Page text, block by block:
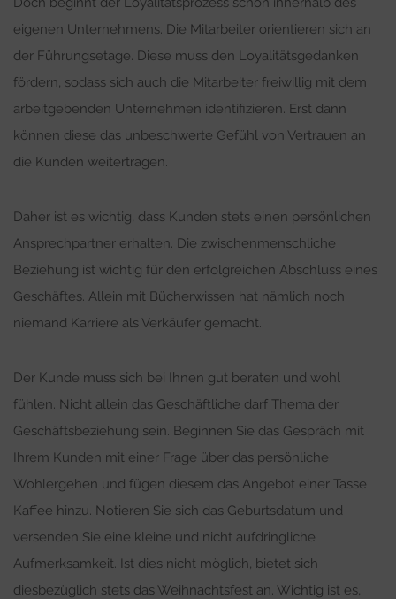
eigenen Unternehmens. Die Mitarbeiter orientieren sich an
der Führungsetage. Diese muss den Loyalitätsgedanken
fördern, sodass sich auch die Mitarbeiter freiwillig mit dem
arbeitgebenden Unternehmen identifizieren. Erst dann
können diese das unbeschwerte Gefühl von Vertrauen an
die Kunden weitertragen.
Daher ist es wichtig, dass Kunden stets einen persönlichen
Ansprechpartner erhalten. Die zwischenmenschliche
Beziehung ist wichtig für den erfolgreichen Abschluss eines
Geschäftes. Allein mit Bücherwissen hat nämlich noch
niemand Karriere als Verkäufer gemacht.
Der Kunde muss sich bei Ihnen gut beraten und wohl
fühlen. Nicht allein das Geschäftliche darf Thema der
Geschäftsbeziehung sein. Beginnen Sie das Gespräch mit
Ihrem Kunden mit einer Frage über das persönliche
Wohlergehen und fügen diesem das Angebot einer Tasse
Kaffee hinzu. Notieren Sie sich das Geburtsdatum und
versenden Sie eine kleine und nicht aufdringliche
Aufmerksamkeit. Ist dies nicht möglich, bietet sich
diesbezüglich stets das Weihnachtsfest an. Wichtig ist es,